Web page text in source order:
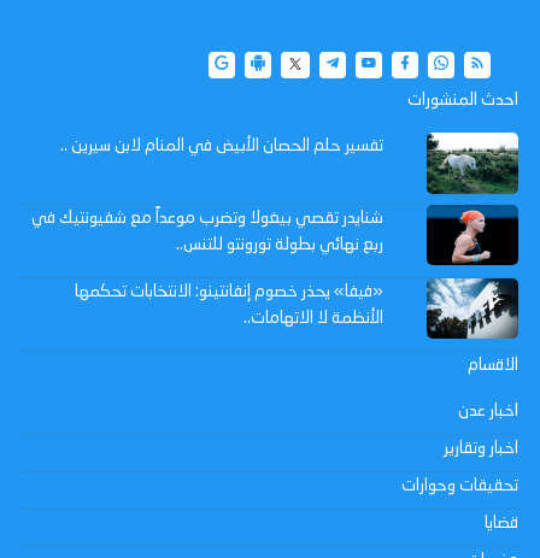
احدث المنشورات
تفسير حلم الحصان الأبيض في المنام لابن سيرين ..
شنايدر تقصي بيغولا وتضرب موعداً مع شفيونتيك في
ربع نهائي بطولة تورونتو للتنس..
«فيفا» يحذر خصوم إنفانتينو: الانتخابات تحكمها
الأنظمة لا الاتهامات..
الاقسام
اخبار عدن
اخبار وتقارير
تحقيقات وحوارات
قضايا